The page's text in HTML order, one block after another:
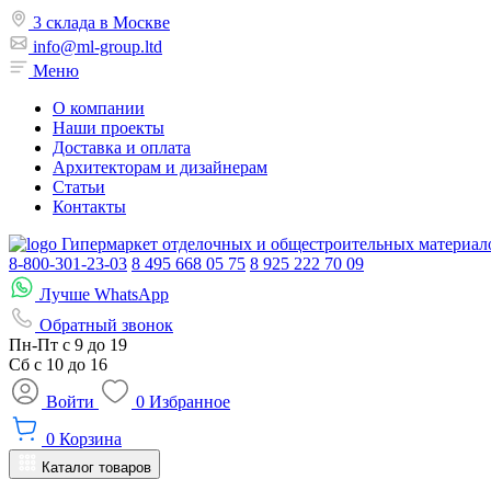
3 склада в Москве
info@ml-group.ltd
Меню
О компании
Наши проекты
Доставка и оплата
Архитекторам и дизайнерам
Статьи
Контакты
Гипермаркет отделочных и общестроительных
8-800-301-23-03 8 495 668 05 75 8 925 222 70 09
Лучше WhatsApp
Обратный звонок
Пн-Пт с 9 до 19
Сб с 10 до 16
Войти
0 Избранное
0 Корзина
Каталог товаров